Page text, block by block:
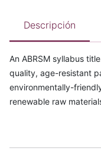
Descripción
An ABRSM syllabus
quality, age-resistant
environmentally-
renewable raw